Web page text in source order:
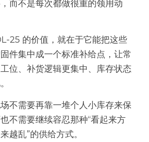
而不是每次都做很重的领用动
25 的价值，就在于它能把这些
件集中成一个标准补给点，让常
位、补货逻辑更集中、库存状态
不需要再靠一堆个人小库存来保
不需要继续容忍那种“看起来方
越乱”的供给方式。